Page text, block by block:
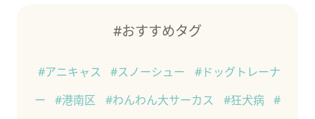
#おすすめタグ
#アニキャス #スノーシュー
#ドッグトレーナ
ー
#港南区 #わんわん大サーカス #狂犬病 #